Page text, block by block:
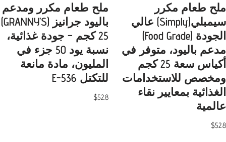
ملح طعام مكرر
سيمبلي(Simply) عالي
الجودة (Food Grade)
مدعم باليود، متوفر في
أكياس سعة 25 كجم
ومخصص للاستخدامات
الغذائية بمعايير نقاء
عالمية
$52.8
ملح طعام مكرر ومدعم
باليود جرانيز (GRANNY’S)
25 كجم – جودة غذائية،
نسبة يود 50 جزء في
المليون، مادة مانعة
للتكتل E-536
$52.8